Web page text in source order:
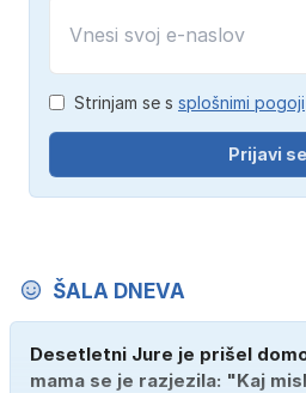
Strinjam se s splošnimi pogoji
Prijavi se
ŠALA DNEVA
Desetletni Jure je prišel
mama se je razjezila: "Kaj